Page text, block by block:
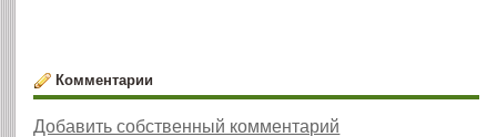
Комментарии
Добавить собственный комментарий